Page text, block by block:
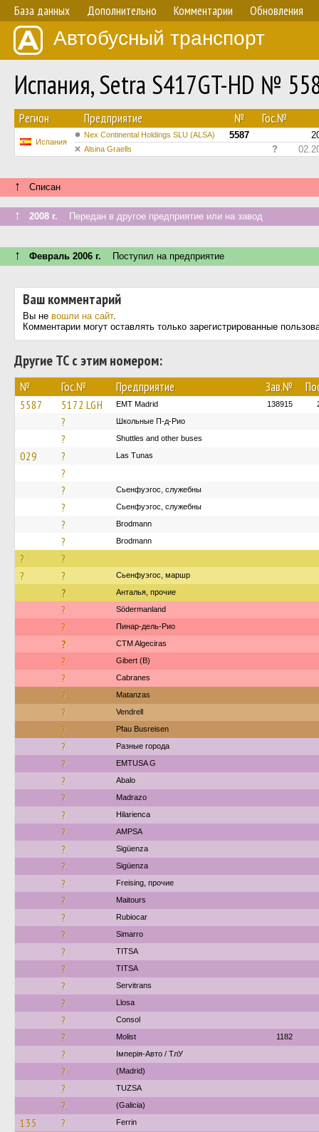
База данных Дополнительно Комментарии Обновления
Автобусный транспорт
Испания, Setra S417GT-HD №
Регион Предприятие № Гос.№
Испания
Nex Continental Holdings SLU (ALSA) 5587
Alsina Graells ?
↑ Списан
↑ 2008 г. Передан в другое предприятие или на завод
↑ Февраль 2006 г. Поступил на предприятие
Ваш комментарий
Вы не вошли на сайт.
Комментарии могут оставлять только зарегистрированные
Другие ТС с этим номером:
№ Гос.№ Предприятие Зав.№
5587 5172 LGH EMT Madrid 138915
? Школьные П-д-Рио
? Shuttles and other buses
029 ? Las Tunas
?
?
Сьенфуэгос, служебны
? Сьенфуэгос, служебны
? Brodmann
? Brodmann
?
?
?
? Сьенфуэгос, маршр
? Анталья, прочие
? Södermanland
? Пинар-дель-Рио
? CTM Algeciras
? Gibert (B)
? Cabranes
? Matanzas
? Vendrell
? Pfau Busreisen
? Разные города
? EMTUSA G
? Abalo
? Madrazo
? Hilarienca
? AMPSA
? Sigüenza
? Sigüenza
? Freising, прочие
? Maitours
? Rubiocar
? Simarro
? TITSA
? TITSA
? Servitrans
? Llosa
? Consol
? Molist 1182
? Імперія-Авто / ТлУ
? (Madrid)
? TUZSA
? (Galicia)
135 ? Ferrin